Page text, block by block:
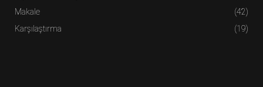
Makale
(42)
Karşılaştırma
(19)